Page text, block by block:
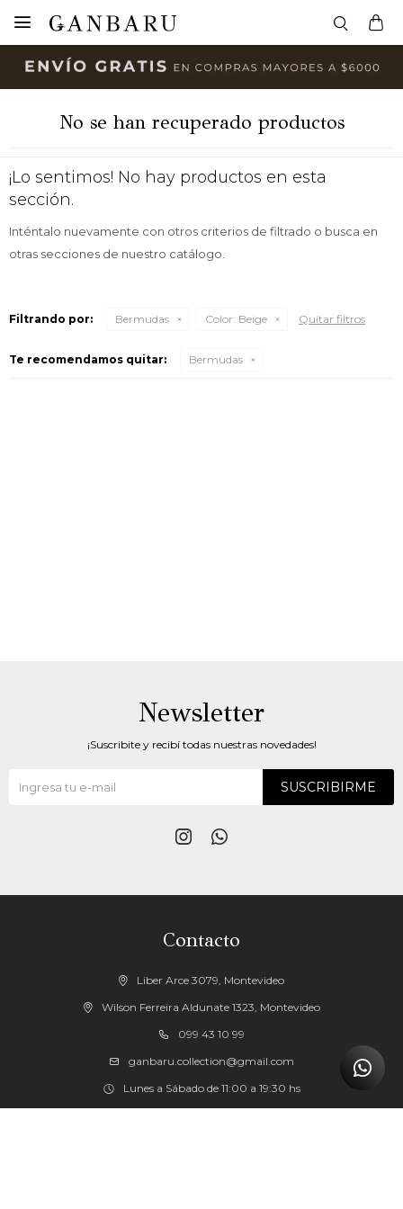

No se han recuperado productos
¡Lo sentimos! No hay productos en esta
sección.
Inténtalo nuevamente con otros criterios de filtrado o busca en
otras secciones de nuestro catálogo.
Filtrando por: Bermudas Color: Beige Quitar filtros
Te recomendamos quitar: Bermudas
Contacto
Liber Arce 3079, Montevideo
Wilson Ferreira Aldunate 1323, Montevideo
099 43 10 99
ganbaru.collection@gmail.com
Lunes a Sábado de 11:00 a 19:30 hs
Newsletter
¡Suscribite y recibí todas nuestras novedades!
SUSCRIBIRME
 